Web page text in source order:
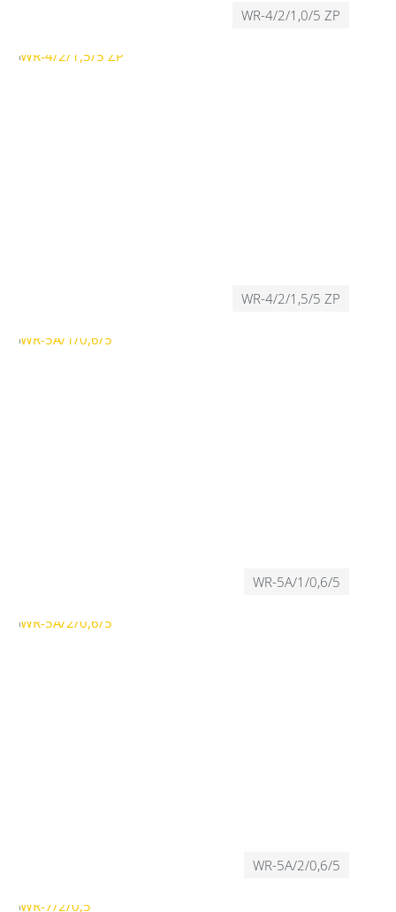
WR-4/2/1,0/5 ZP
WR-4/2/1,5/5 ZP
WR-5A/1/0,6/5
WR-5A/2/0,6/5